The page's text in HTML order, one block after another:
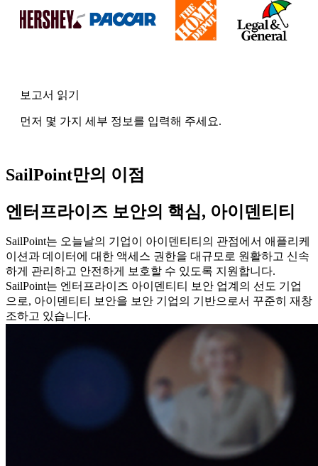
보고서 읽기
먼저 몇 가지 세부 정보를 입력해 주세요.
SailPoint만의 이점
엔터프라이즈 보안의 핵심, 아이덴티티
SailPoint는 오늘날의 기업이 아이덴티티의 관점에서 애플리케
이션과 데이터에 대한 액세스 권한을 대규모로 원활하고 신속
하게 관리하고 안전하게 보호할 수 있도록 지원합니다.
SailPoint는 엔터프라이즈 아이덴티티 보안 업계의 선도 기업
으로, 아이덴티티 보안을 보안 기업의 기반으로서 꾸준히 재창
조하고 있습니다.